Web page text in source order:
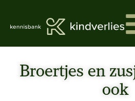
Broertjes en
ook